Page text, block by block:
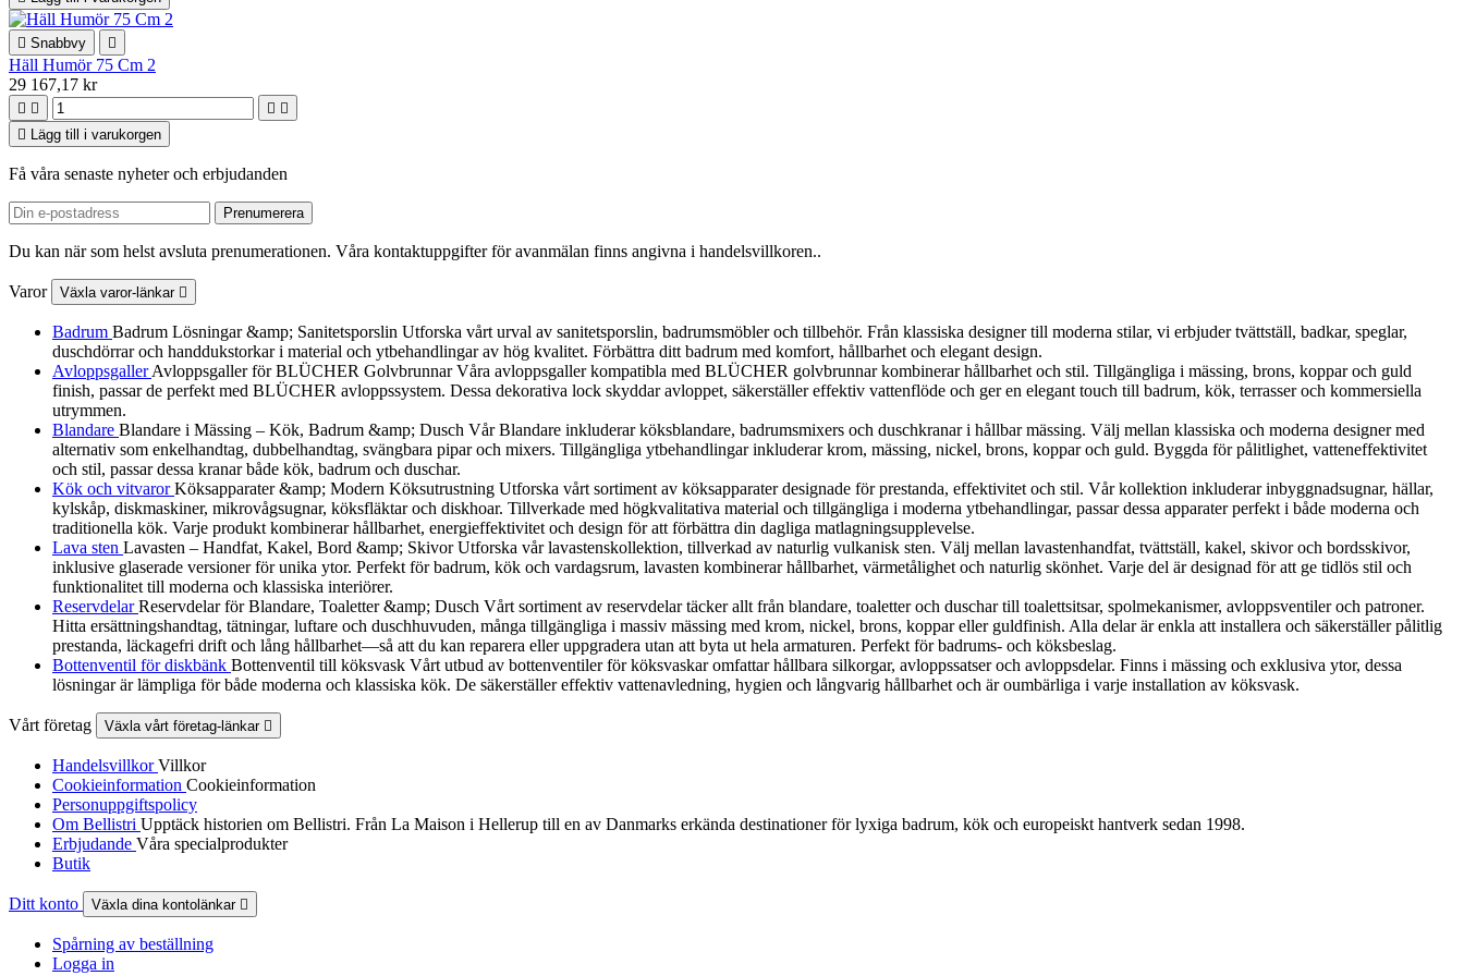
 Snabbvy 
Häll Humör 75 Cm 2
29 167,17 kr
   

Lägg till i varukorgen
Få våra senaste nyheter och erbjudanden
Du kan när som helst avsluta prenumerationen. Våra kontaktuppgifter för avanmälan finns angivna i handelsvillkoren..
Varor Växla varor-länkar 
Badrum Badrum Lösningar &amp; Sanitetsporslin Utforska vårt urval av sanitetsporslin, badrumsmöbler och tillbehör. Från klassiska designer till moderna stilar, vi erbjuder tvättställ, badkar, speglar,
duschdörrar och handdukstorkar i material och ytbehandlingar av hög kvalitet. Förbättra ditt badrum med komfort, hållbarhet och elegant design.
AvloppsgallerAvloppsgaller för BLÜCHER Golvbrunnar Våra avloppsgaller kompatibla med BLÜCHER golvbrunnar kombinerar hållbarhet och stil. Tillgängliga i mässing, brons, koppar och guld
finish, passar de perfekt med BLÜCHER avloppssystem. Dessa dekorativa lock skyddar avloppet, säkerställer effektiv vattenflöde och ger en elegant touch till badrum, kök, terrasser och kommersiella
utrymmen.
Blandare Blandare i Mässing – Kök, Badrum &amp; Dusch Vår Blandare inkluderar köksblandare, badrumsmixers och duschkranar i hållbar mässing. Välj mellan klassiska och moderna designer med
alternativ som enkelhandtag, dubbelhandtag, svängbara pipar och mixers. Tillgängliga ytbehandlingar inkluderar krom, mässing, nickel, brons, koppar och guld. Byggda för pålitlighet, vatteneffektivitet
och stil, passar dessa kranar både kök, badrum och duschar.
Kök och vitvarorKöksapparater &amp; Modern Köksutrustning Utforska vårt sortiment av köksapparater designade för prestanda, effektivitet och stil. Vår kollektion inkluderar inbyggnadsugnar, hällar,
kylskåp, diskmaskiner, mikrovågsugnar, köksfläktar och diskhoar. Tillverkade med högkvalitativa material och tillgängliga i moderna ytbehandlingar, passar dessa apparater perfekt i både moderna och
traditionella kök. Varje produkt kombinerar hållbarhet, energieffektivitet och design för att förbättra din dagliga matlagningsupplevelse.
Lava sten Lavasten – Handfat, Kakel, Bord &amp; Skivor Utforska vår lavastenskollektion, tillverkad av naturlig vulkanisk sten. Välj mellan lavastenhandfat, tvättställ, kakel, skivor och bordsskivor,
inklusive glaserade versioner för unika ytor. Perfekt för badrum, kök och vardagsrum, lavasten kombinerar hållbarhet, värmetålighet och naturlig skönhet. Varje del är designad för att ge tidlös stil och
funktionalitet till moderna och klassiska interiörer.
ReservdelarReservdelar för Blandare, Toaletter &amp; Dusch Vårt sortiment av reservdelar täcker allt från blandare, toaletter och duschar till toalettsitsar, spolmekanismer, avloppsventiler och patroner.
Hitta ersättningshandtag, tätningar, luftare och duschhuvuden, många tillgängliga i massiv mässing med krom, nickel, brons, koppar eller guldfinish. Alla delar är enkla att installera och säkerställer pålitlig
prestanda, läckagefri drift och lång hållbarhet—så att du kan reparera eller uppgradera utan att byta ut hela armaturen. Perfekt för badrums- och köksbeslag.
Bottenventil för diskbänk Bottenventil till köksvask Vårt utbud av bottenventiler för köksvaskar omfattar hållbara silkorgar, avloppssatser och avloppsdelar. Finns i mässing och exklusiva ytor, dessa
lösningar är lämpliga för både moderna och klassiska kök. De säkerställer effektiv vattenavledning, hygien och långvarig hållbarhet och är oumbärliga i varje installation av köksvask.
Vårt företag Växla vårt företag-länkar 
HandelsvillkorVillkor
Cookieinformation Cookieinformation
Personuppgiftspolicy
Om Bellistri Upptäck historien om Bellistri. Från La Maison i Hellerup till en av Danmarks erkända destinationer för lyxiga badrum, kök och europeiskt hantverk sedan 1998.
Erbjudande Våra specialprodukter
Butik
Ditt konto Växla dina kontolänkar 
Spårning av beställning
Logga in